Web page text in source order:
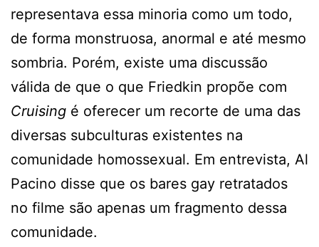
representava essa minoria como um todo,
de forma monstruosa, anormal e até mesmo
sombria. Porém, existe uma discussão
válida de que o que Friedkin propõe com
Cruising é oferecer um recorte de uma das
diversas subculturas existentes na
comunidade homossexual. Em entrevista, Al
Pacino disse que os bares gay retratados
no filme são apenas um fragmento dessa
comunidade.